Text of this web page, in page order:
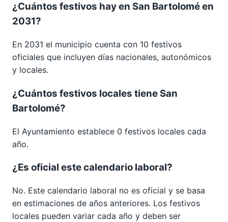
¿Cuántos festivos hay en San Bartolomé en
2031?
En 2031 el municipio cuenta con 10 festivos
oficiales que incluyen días nacionales, autonómicos
y locales.
¿Cuántos festivos locales tiene San
Bartolomé?
El Ayuntamiento establece 0 festivos locales cada
año.
¿Es oficial este calendario laboral?
No. Este calendario laboral no es oficial y se basa
en estimaciones de años anteriores. Los festivos
locales pueden variar cada año y deben ser